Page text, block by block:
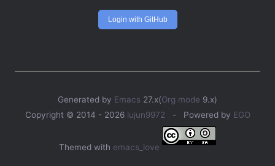
Login with GitHub
Generated by Emacs 27.x(Org mode 9.x)
Copyright © 2014 - 2026 lujun9972 - Powered by EGO
Themed with emacs_love